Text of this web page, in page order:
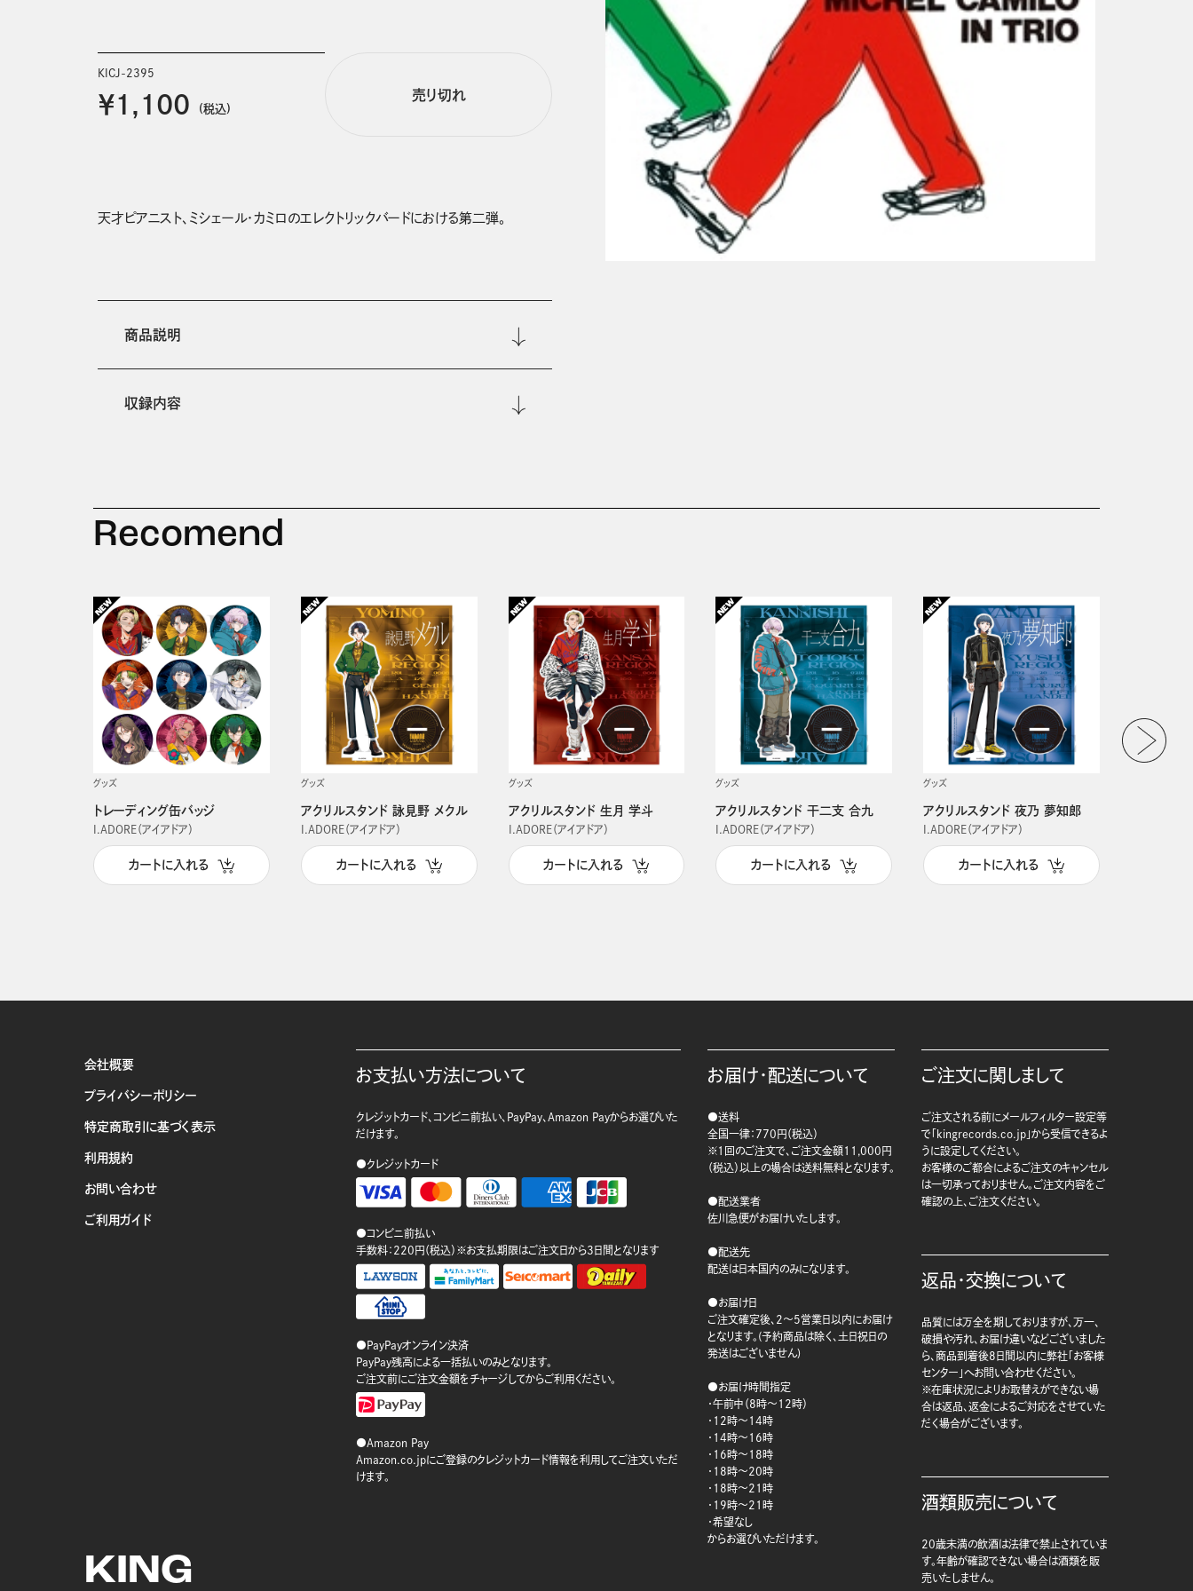
KICJ-2395
￥1,100 (税込)
売り切れ
天才ピアニスト、ミシェール・カミロのエレクトリックバードにおける第二弾。
商品説明
収録内容
Recomend
グッズ
トレーディング缶バッジ
I.ADORE（アイアドア）
カートに入れる
グッズ
アクリルスタンド 詠見野 メクル
I.ADORE（アイアドア）
カートに入れる
グッズ
アクリルスタンド 生月 学斗
I.ADORE（アイアドア）
カートに入れる
グッズ
アクリルスタンド 干二支 合九
I.ADORE（アイアドア）
カートに入れる
グッズ
アクリルスタンド 夜乃 夢知郎
I.ADORE（アイアドア）
カートに入れる
会社概要
プライバシーポリシー
特定商取引に基づく表示
利用規約
お問い合わせ
ご利用ガイド
KING
お支払い方法について
クレジットカード、コンビニ前払い、PayPay、Amazon Payからお選びいた
だけます。
●クレジットカード
●コンビニ前払い
手数料：220円（税込）※お支払期限はご注文日から3日間となります
●PayPayオンライン決済
PayPay残高による一括払いのみとなります。
ご注文前にご注文金額をチャージしてからご利用ください。
●Amazon Pay
Amazon.co.jpにご登録のクレジットカード情報を利用してご注文いただ
けます。
お届け・配送について
●送料
全国一律：770円（税込）
※1回のご注文で、ご注文金額11,000円
（税込）以上の場合は送料無料となります。
●配送業者
佐川急便がお届けいたします。
●配送先
配送は日本国内のみになります。
●お届け日
ご注文確定後、2～5営業日以内にお届け
となります。(予約商品は除く、土日祝日の
発送はございません)
●お届け時間指定
・午前中（8時～12時）
・12時～14時
・14時～16時
・16時～18時
・18時～20時
・18時～21時
・19時～21時
・希望なし
からお選びいただけます。
ご注文に関しまして
ご注文される前にメールフィルター設定等
で「kingrecords.co.jp」から受信できるよ
うに設定してください。
お客様のご都合によるご注文のキャンセル
は一切承っておりません。ご注文内容をご
確認の上、ご注文ください。
返品・交換について
品質には万全を期しておりますが、万一、
破損や汚れ、お届け違いなどございました
ら、商品到着後8日間以内に弊社「お客様
センター」へお問い合わせください。
※在庫状況によりお取替えができない場
合は返品、返金によるご対応をさせていた
だく場合がございます。
酒類販売について
20歳未満の飲酒は法律で禁止されていま
す。年齢が確認できない場合は酒類を販
売いたしません。